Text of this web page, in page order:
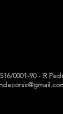
0001-90 - R